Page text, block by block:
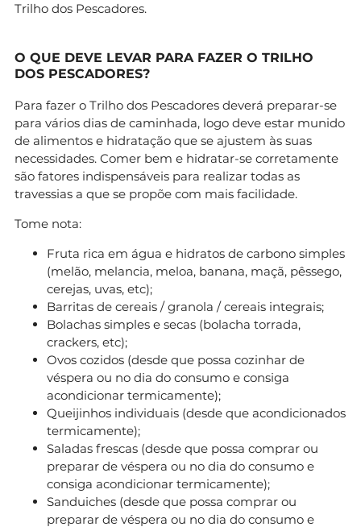
Trilho dos Pescadores.
O QUE DEVE LEVAR PARA FAZER O TRILHO
DOS PESCADORES?
Para fazer o Trilho dos Pescadores deverá preparar-se
para vários dias de caminhada, logo deve estar munido
de alimentos e hidratação que se ajustem às suas
necessidades. Comer bem e hidratar-se corretamente
são fatores indispensáveis para realizar todas as
travessias a que se propõe com mais facilidade.
Tome nota:
Fruta rica em água e hidratos de carbono simples
(melão, melancia, meloa, banana, maçã, pêssego,
cerejas, uvas, etc);
Barritas de cereais / granola / cereais integrais;
Bolachas simples e secas (bolacha torrada,
crackers, etc);
Ovos cozidos (desde que possa cozinhar de
véspera ou no dia do consumo e consiga
acondicionar termicamente);
Queijinhos individuais (desde que acondicionados
termicamente);
Saladas frescas (desde que possa comprar ou
preparar de véspera ou no dia do consumo e
consiga acondicionar termicamente);
Sanduiches (desde que possa comprar ou
preparar de véspera ou no dia do consumo e